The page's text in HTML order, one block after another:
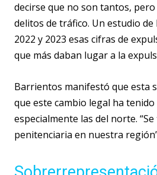
decirse que no son tantos,
delitos de tráfico. Un estudio de
2022 y 2023 esas cifras de
que más daban lugar a la
Barrientos manifestó que esta
que este cambio legal ha
especialmente las del norte.
penitenciaria en nuestra